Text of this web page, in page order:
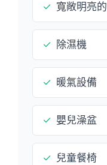
✓ 寬敞明亮
✓ 除濕機
✓ 暖氣設備
✓ 嬰兒澡盆
✓ 兒童餐椅